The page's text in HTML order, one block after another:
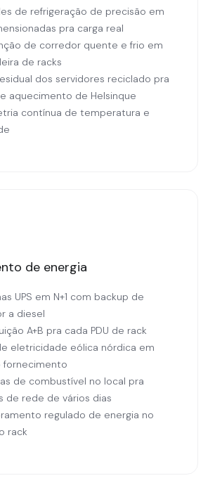
de refrigeração de precisão em
pra carga real
de corredor quente e frio em
de racks
dos servidores reciclado pra
aquecimento de Helsinque
contínua de temperatura e
de energia
UPS em N+1 com backup de
a diesel
A+B pra cada PDU de rack
eletricidade eólica nórdica em
de combustível no local pra
de rede de vários dias
regulado de energia no
rack